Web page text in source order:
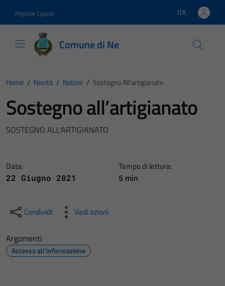
Regione Liguria Lingua attiva:
ITA
Comune di Ne
Home / Novità / Notizie / Sostegno All’artigianato
Sostegno all’artigianato
SOSTEGNO ALL'ARTIGIANATO
Data:
22 Giugno 2021
Tempo di lettura:
5 min
Condividi Vedi azioni
Argomenti
Accesso all'informazione